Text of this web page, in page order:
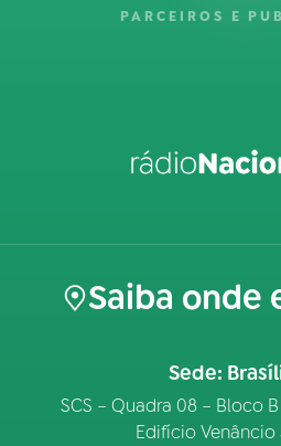
PARCEIROS E
Saiba onde
Sede:
SCS – Quadra 08 – Bloco
Edifício